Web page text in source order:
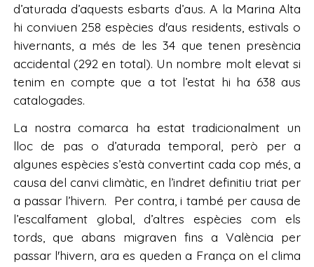
d’aturada d’aquests esbarts d’aus. A la Marina Alta
hi conviuen 258 espècies d'aus residents, estivals o
hivernants, a més de les 34 que tenen presència
accidental (292 en total). Un nombre molt elevat si
tenim en compte que a tot l’estat hi ha 638 aus
catalogades.
La nostra comarca ha estat tradicionalment un
lloc de pas o d’aturada temporal, però per a
algunes espècies s’està convertint cada cop més, a
causa del canvi climàtic, en l’indret definitiu triat per
a passar l’hivern. Per contra, i també per causa de
l’escalfament global, d’altres espècies com els
tords, que abans migraven fins a València per
passar l'hivern, ara es queden a França on el clima